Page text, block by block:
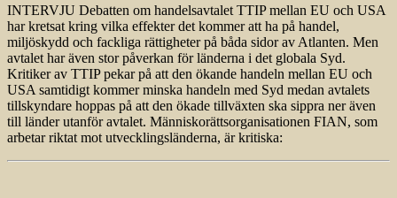
INTERVJU Debatten om handelsavtalet TTIP mellan EU och USA
har kretsat kring vilka effekter det kommer att ha på handel,
miljöskydd och fackliga rättigheter på båda sidor av Atlanten. Men
avtalet har även stor påverkan för länderna i det globala Syd.
Kritiker av TTIP pekar på att den ökande handeln mellan EU och
USA samtidigt kommer minska handeln med Syd me­dan avtalets
tillskyndare hoppas på att den ökade tillväxten ska sippra ner även
till länder utanför avtalet. Människorättsorganisationen FIAN, som
arbetar riktat mot utvecklingsländerna, är kritiska: